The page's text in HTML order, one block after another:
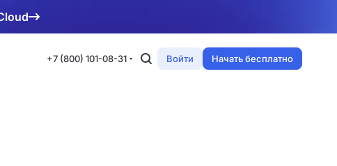
+7 (800) 101-08-31 Войти Начать бесплатно